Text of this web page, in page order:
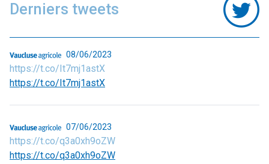
Derniers tweets
08/06/2023
https://t.co/It7mj1astX
https://t.co/It7mj1astX
07/06/2023
https://t.co/q3a0xh9oZW
https://t.co/q3a0xh9oZW